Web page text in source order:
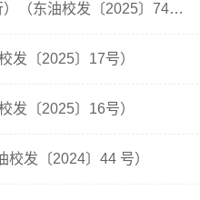
东北石油大学“项目式”毕业设计（论文）实施方案（试行）（东油校发〔2025〕74号）
发〔2025〕17号）
发〔2025〕16号）
发〔2024〕44 号）